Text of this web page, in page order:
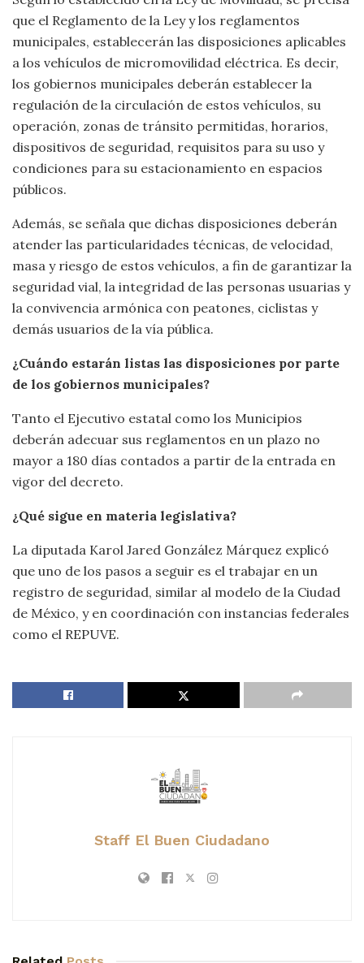
que el Reglamento de la Ley y los reglamentos
municipales, establecerán las disposiciones aplicables
a los vehículos de micromovilidad eléctrica. Es decir,
los gobiernos municipales deberán establecer la
regulación de la circulación de estos vehículos, su
operación, zonas de tránsito permitidas, horarios,
dispositivos de seguridad, requisitos para su uso y
condiciones para su estacionamiento en espacios
públicos.
Además, se señala que dichas disposiciones deberán
atender las particularidades técnicas, de velocidad,
masa y riesgo de estos vehículos, a fin de garantizar la
seguridad vial, la integridad de las personas usuarias y
la convivencia armónica con peatones, ciclistas y
demás usuarios de la vía pública.
¿Cuándo estarán listas las disposiciones por parte
de los gobiernos municipales?
Tanto el Ejecutivo estatal como los Municipios
deberán adecuar sus reglamentos en un plazo no
mayor a 180 días contados a partir de la entrada en
vigor del decreto.
¿Qué sigue en materia legislativa?
La diputada Karol Jared González Márquez explicó
que uno de los pasos a seguir es el trabajar en un
registro de seguridad, similar al modelo de la Ciudad
de México, y en coordinación con instancias federales
como el REPUVE.
Staff El Buen Ciudadano